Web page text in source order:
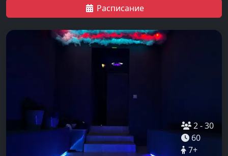
Расписание
2-30
60
7+